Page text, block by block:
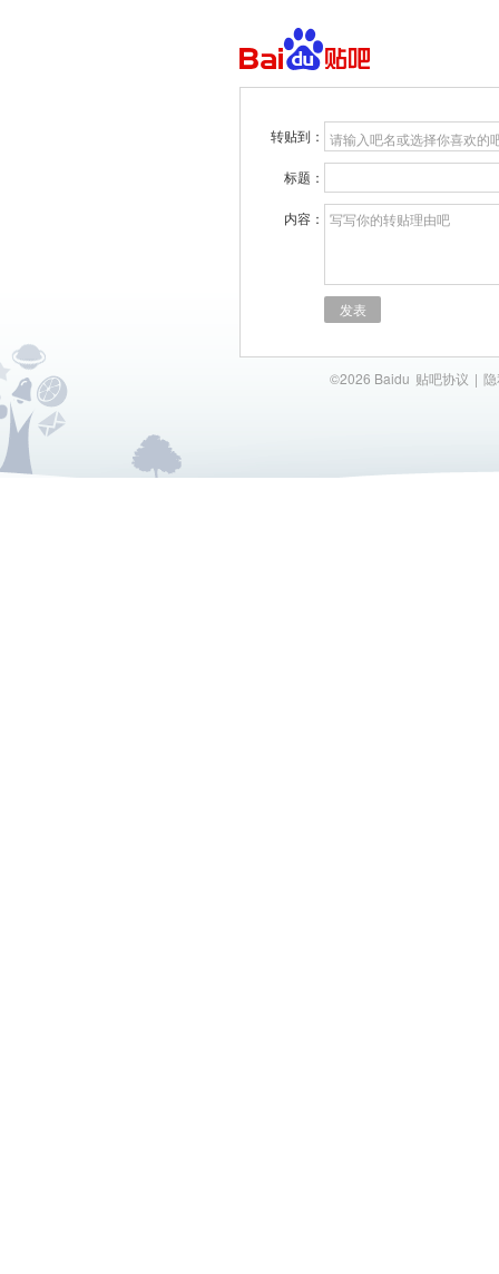
转贴到： 请输入吧名或选择你喜欢的
标题：
内容： 写写你的转贴理由吧
发表
©2026 Baidu 贴吧协议 |